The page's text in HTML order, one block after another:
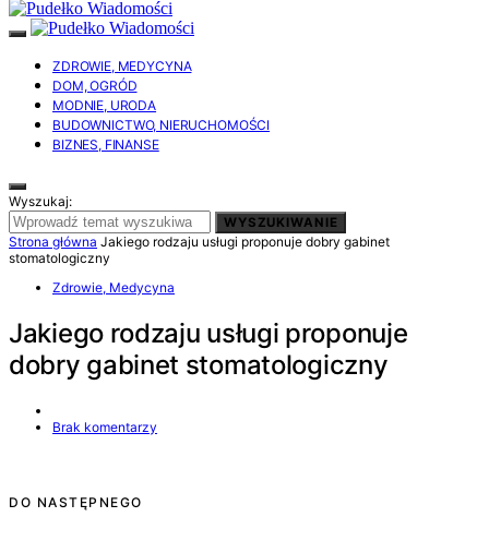
ZDROWIE, MEDYCYNA
DOM, OGRÓD
MODNIE, URODA
BUDOWNICTWO, NIERUCHOMOŚCI
BIZNES, FINANSE
Wyszukaj:
WYSZUKIWANIE
Strona główna Jakiego rodzaju usługi proponuje dobry gabinet
stomatologiczny
Zdrowie, Medycyna
Jakiego rodzaju usługi proponuje
dobry gabinet stomatologiczny
Brak komentarzy
DO NASTĘPNEGO